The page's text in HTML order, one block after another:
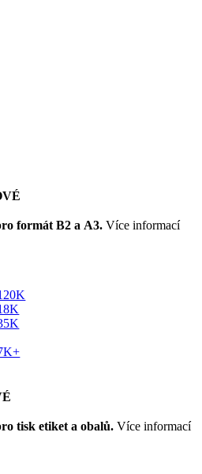
formát B2 a A3. Více informací
tisk etiket a obalů. Více informací